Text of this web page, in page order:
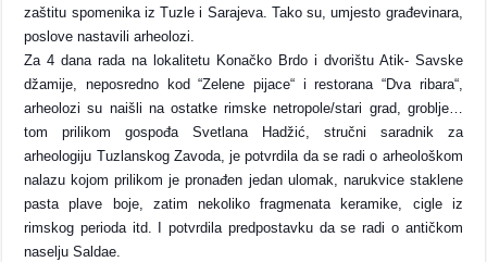
zaštitu spomenika iz Tuzle i Sarajeva. Tako su, umjesto građevinara,
poslove nastavili arheolozi.
Za 4 dana rada na lokalitetu Konačko Brdo i dvorištu Atik- Savske
džamije, neposredno kod “Zelene pijace“ i restorana “Dva ribara“,
arheolozi su naišli na ostatke rimske netropole/stari grad, groblje…
tom prilikom gospođa Svetlana Hadžić, stručni saradnik za
arheologiju Tuzlanskog Zavoda, je potvrdila da se radi o arheološkom
nalazu kojom prilikom je pronađen jedan ulomak, narukvice staklene
pasta plave boje, zatim nekoliko fragmenata keramike, cigle iz
rimskog perioda itd. I potvrdila predpostavku da se radi o antičkom
naselju Saldae.